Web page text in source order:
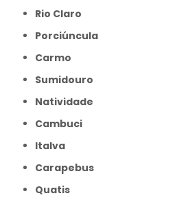
Rio Claro
Porciúncula
Carmo
Sumidouro
Natividade
Cambuci
Italva
Carapebus
Quatis